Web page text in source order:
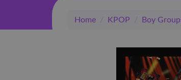
Home / KPOP / Boy